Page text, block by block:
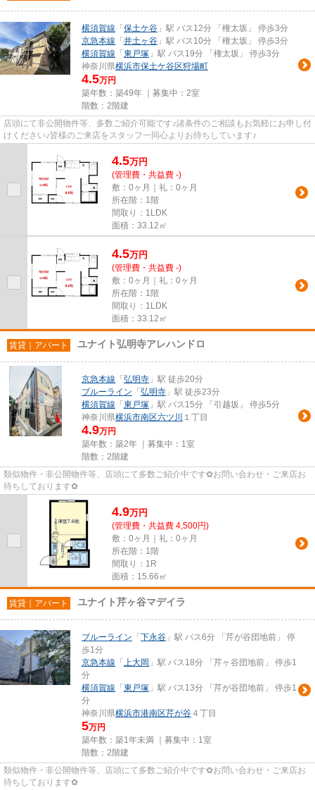
横須賀線 「 保土ケ谷 」駅 バス12分 「権太坂」 停歩3分
京急本線 「 井土ヶ谷 」駅 バス10分 「権太坂」 停歩3分
横須賀線 「 東戸塚 」駅 バス19分 「権太坂」 停歩3分
神奈川県横浜市保土ケ谷区狩場町
4.5万円
築年数：築49年 ｜募集中： 2室
階数：2階建
店頭にて非公開物件等、多数ご紹介可能です♪諸条件のご相談もお気軽にお申し付
けください♪皆様のご来店をスタッフ一同心よりお待ちしています♪
4.5万円
(管理費・共益費 -)
敷：0ヶ月｜礼：0ヶ月
所在階：1階
間取り：1LDK
面積：33.12㎡
4.5万円
(管理費・共益費 -)
敷：0ヶ月｜礼：0ヶ月
所在階：1階
間取り：1LDK
面積：33.12㎡
賃貸｜アパート ユナイト弘明寺アレハンドロ
京急本線 「 弘明寺 」駅 徒歩20分
ブルーライン 「 弘明寺 」駅 徒歩23分
横須賀線 「 東戸塚 」駅 バス15分 「引越坂」 停歩5分
神奈川県横浜市南区六ツ川 １丁目
4.9万円
築年数：築2年 ｜募集中： 1室
階数：2階建
類似物件・非公開物件等、店頭にて多数ご紹介中です✿お問い合わせ・ご来店お
待ちしております✿
4.9万円
(管理費・共益費 4,500円)
敷：0ヶ月｜礼：0ヶ月
所在階：1階
間取り：1R
面積：15.66㎡
賃貸｜アパート ユナイト芹ヶ谷マデイラ
ブルーライン 「 下永谷 」駅 バス6分 「芹が谷団地前」 停
歩1分
京急本線 「 上大岡 」駅 バス18分 「芹ヶ谷団地前」 停歩1
分
横須賀線 「 東戸塚 」駅 バス13分 「芹が谷団地前」 停歩1
分
神奈川県横浜市港南区芹が谷 ４丁目
5万円
築年数：築1年未満 ｜募集中： 1室
階数：2階建
類似物件・非公開物件等、店頭にて多数ご紹介中です✿お問い合わせ・ご来店お
待ちしております✿